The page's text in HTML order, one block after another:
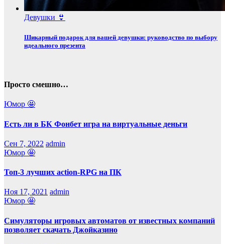
Девушки 👙
Шикарный подарок для вашей девушки: руководство по выбору
идеального презента
Просто смешно…
Юмор 🤩
Есть ли в БК Фонбет игра на виртуальные деньги
Сен 7, 2022 admin
Юмор 🤩
Топ-3 лучших action-RPG на ПК
Ноя 17, 2021 admin
Юмор 🤩
Симуляторы игровых автоматов от известных компаний
позволяет скачать Джойказино